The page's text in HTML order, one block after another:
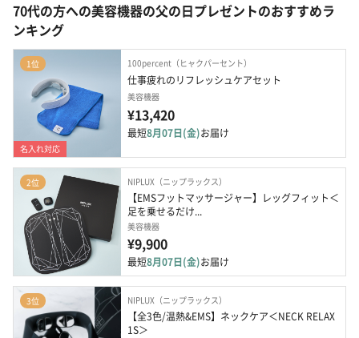
70代の方への美容機器の父の日プレゼントのおすすめラ
ンキング
1位
名入れ対応
100percent（ヒャクパーセント）
仕事疲れのリフレッシュケアセット
美容機器
¥13,420
最短8月07日(金)お届け
2位 NIPLUX（ニップラックス）
【EMSフットマッサージャー】レッグフィット＜
足を乗せるだけ...
美容機器
¥9,900
最短8月07日(金)お届け
3位 NIPLUX（ニップラックス）
【全3色/温熱&EMS】ネックケア＜NECK RELAX
1S＞